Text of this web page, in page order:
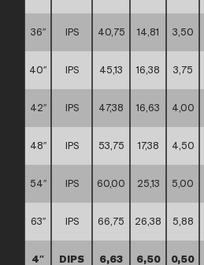
36″ IPS 40,75 14,81 3,50
40″ IPS 45,13 16,38 3,75
42″ IPS 47,38 16,63 4,00
48″ IPS 53,75 17,38 4,50
54″ IPS 60,00 25,13 5,00
63″ IPS 66,75 26,38 5,88
4″ DIPS 6,63 6,50 0,50